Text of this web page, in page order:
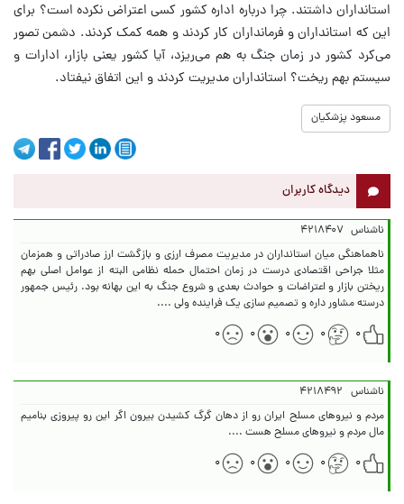
استانداران داشتند. چرا درباره اداره کشور کسی اعتراض نکرده است؟ برای
این که استانداران و فرمانداران کار کردند و همه کمک کردند. دشمن تصور
می‌کرد کشور در زمان جنگ به هم می‌ریزد، آیا کشور یعنی بازار، ادارات و
سیستم بهم ریخت؟ استانداران مدیریت کردند و این اتفاق نیفتاد.
مسعود پزشکیان
دیدگاه کاربران
ناشناس ۴۲۱۸۴۰۷
ناهماهنگی میان استانداران در مدیریت مصرف ارزی و بازگشت ارز صادراتی و همزمان
مثلا جراحی اقتصادی درست در زمان احتمال حمله نظامی البته از عوامل اصلی بهم
ریختن بازار و اعتراضات و حوادث بعدی و شروع جنگ به این بهانه بود. رئیس جمهور
درسته مشاور داره و تصمیم سازی یک فراینده ولی ....
۰
۰ ۰ ۰ ۰
ناشناس ۴۲۱۸۴۹۲
مردم و نیروهای مسلح ایران رو از دهان گرگ کشیدن بیرون اگر این‌ رو‌ پیروزی بنامیم
مال مردم و نیروهای مسلح هست ....
۰
۰ ۰ ۰ ۰